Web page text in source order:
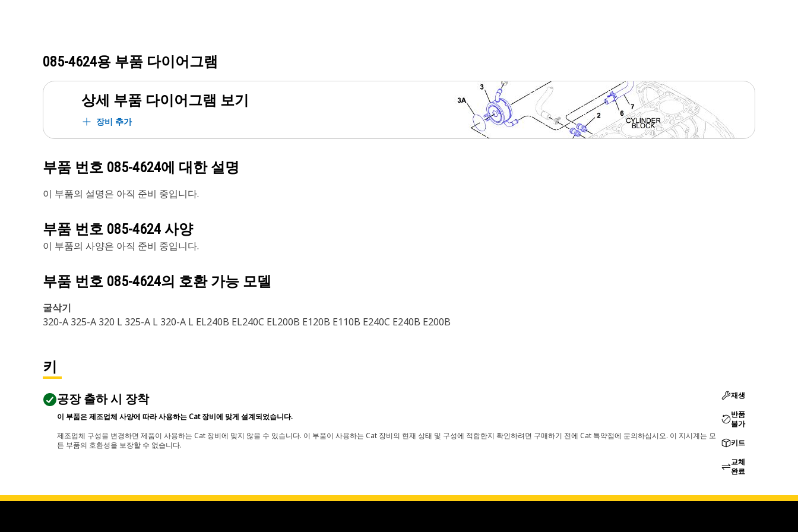
085-4624용 부품 다이어그램
상세 부품 다이어그램 보기
장비 추가
부품 번호 085-4624에 대한 설명
이 부품의 설명은 아직 준비 중입니다.
부품 번호 085-4624 사양
이 부품의 사양은 아직 준비 중입니다.
부품 번호 085-4624의 호환 가능 모델
굴삭기
320-A 325-A 320 L 325-A L 320-A L EL240B EL240C EL200B E120B E110B E240C E240B E200B
키
공장 출하 시 장착
이 부품은 제조업체 사양에 따라 사용하는 Cat 장비에 맞게 설계되었습니다.
제조업체 구성을 변경하면 제품이 사용하는 Cat 장비에 맞지 않을 수 있습니다. 이 부품이 사용하는 Cat 장비의 현재 상태 및 구성에 적합한지 확인하려면 구매하기 전에 Cat 특약점에 문의하십시오. 이 지시계는 모
든 부품의 호환성을 보장할 수 없습니다.
재생
반품
불가
키트
교체
완료